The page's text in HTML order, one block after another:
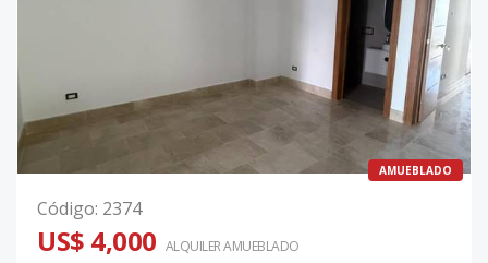
AMUEBLADO
Código: 2374
US$ 4,000 ALQUILERAMUEBLADO